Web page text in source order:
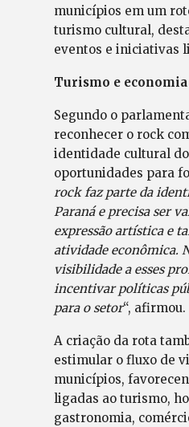
municípios em um
turismo cultural,
eventos e iniciativas
Turismo e
Segundo o
reconhecer o rock
identidade cultural
oportunidades para
rock faz parte da
Paraná e precisa ser
expressão artística e
atividade econômica.
visibilidade a esses
incentivar políticas
para o setor“, afirmou.
A criação da rota
estimular o fluxo de
municípios,
ligadas ao turismo,
gastronomia,